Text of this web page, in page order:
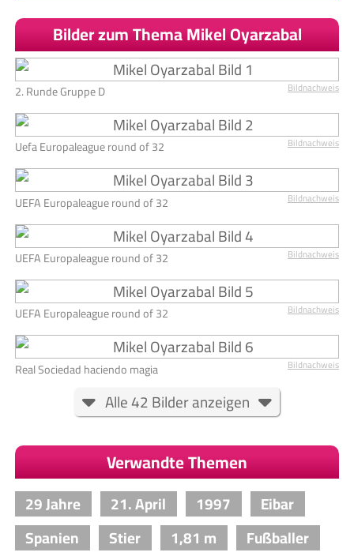
Bilder zum Thema Mikel Oyarzabal
Bildnachweis
2. Runde Gruppe D
Bildnachweis
Uefa Europaleague round of 32
Bildnachweis
UEFA Europaleague round of 32
Bildnachweis
UEFA Europaleague round of 32
Bildnachweis
UEFA Europaleague round of 32
Bildnachweis
Real Sociedad haciendo magia
Alle 42 Bilder anzeigen
Verwandte Themen
29 Jahre 21. April 1997
Eibar
Spanien
Stier 1,81 m
Fußballer